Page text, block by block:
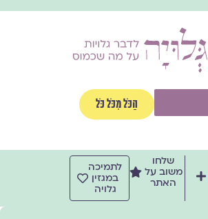
הַכֹּל מִכֹּל כֹּל
שלחו
משוב על
האתר
לתמיכה
במגזין
גלויה